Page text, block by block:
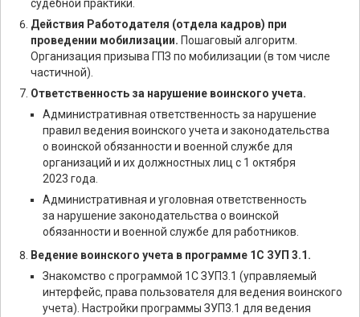
судебной практики.
Действия Работодателя (отдела кадров) при
проведении мобилизации. Пошаговый алгоритм.
Организация призыва ГПЗ по мобилизации (в том числе
частичной).
Ответственность за нарушение воинского учета.
Административная ответственность за нарушение
правил ведения воинского учета и законодательства
о воинской обязанности и военной службе для
организаций и их должностных лиц с 1 октября
2023 года.
Административная и уголовная ответственность
за нарушение законодательства о воинской
обязанности и военной службе для работников.
Ведение воинского учета в программе 1С ЗУП 3.1.
Знакомство с программой 1С ЗУП3.1 (управляемый
интерфейс, права пользователя для ведения воинского
учета). Настройки программы ЗУП3.1 для ведения